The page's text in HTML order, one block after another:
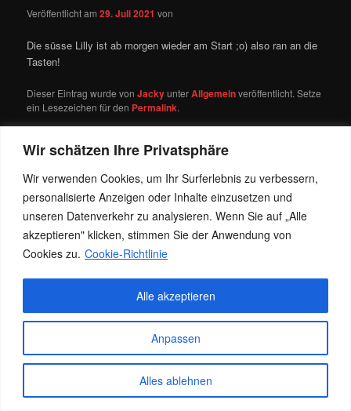
Wir schätzen Ihre Privatsphäre
Wir verwenden Cookies, um Ihr Surferlebnis zu verbessern,
personalisierte Anzeigen oder Inhalte einzusetzen und
unseren Datenverkehr zu analysieren. Wenn Sie auf „Alle
akzeptieren" klicken, stimmen Sie der Anwendung von
Cookies zu. Cookie-Richtlinie
Anpassen
Alles ablehnen
Alle akzeptieren
Veröffentlicht am29. Juli 2021 von
Die süsse Lilly ist ab morgen wieder am Start ;o) also ran an die
Tasten!
Dieser Eintrag wurde vonJackyunterAllgemeinveröffentlicht. Setze
ein Lesezeichen für den Permalink.
Stolz präsentiert von WordPress